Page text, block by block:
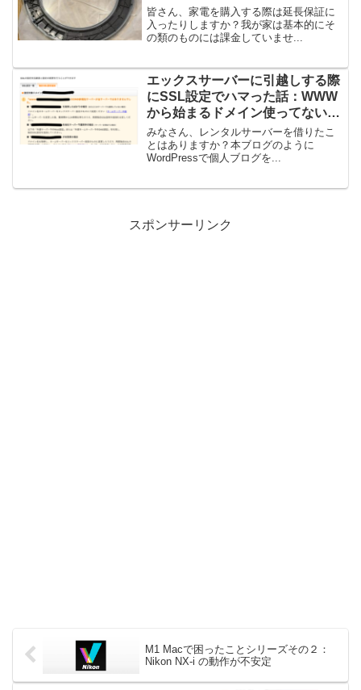
皆さん、家電を購入する際は延長保証に
入ったりしますか？我が家は基本的にそ
の類のものには課金していませ...
エックスサーバーに引越しする際
にSSL設定でハマった話：WWW
から始まるドメイン使ってないの
にどう設定するか？
みなさん、レンタルサーバーを借りたこ
とはありますか？本ブログのように
WordPressで個人ブログを...
スポンサーリンク
M1 Macで困ったことシリーズその２：
Nikon NX-i の動作が不安定